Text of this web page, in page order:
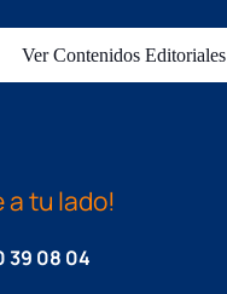
Ver Contenidos Editoriales
a tu lado!
39 08 04